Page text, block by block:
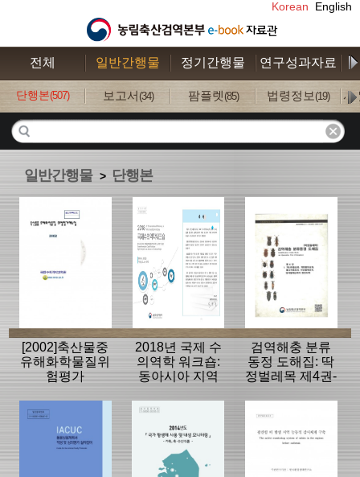
Korean English
전체 일반간행물 정기간행물 연구성과자료
단행본(507) 보고서 (34) 팜플렛 (85) 법령정보(19) 사
일반간행물 > 단행본
[2002]축산물중
유해화학물질위
험평가
2018년 국제 수
의역학 워크숍:
동아시아 지역
류인플루엔자
강화 방안
검역해충 분류
동정 도해집: 딱
정벌레목 제4권-
개미붙이상과,
통나무좀상과,
비단벌레상과,
방아벌레상과의